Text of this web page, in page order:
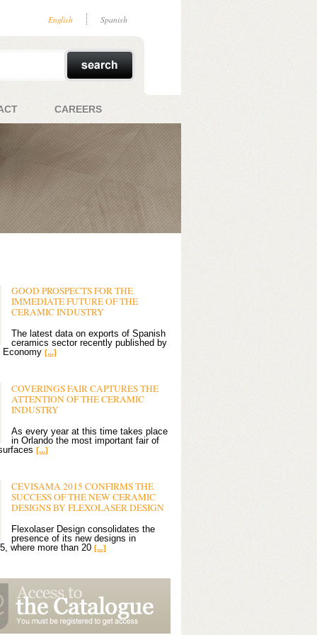
English Spanish
CAREERS
GOOD PROSPECTS FOR THE
IMMEDIATE FUTURE OF THE
CERAMIC INDUSTRY
The latest data on exports of Spanish
ceramics sector recently published by
Economy [...]
COVERINGS FAIR CAPTURES THE
ATTENTION OF THE CERAMIC
INDUSTRY
As every year at this time takes place
in Orlando the most important fair of
[...]
CEVISAMA 2015 CONFIRMS THE
SUCCESS OF THE NEW CERAMIC
DESIGNS BY FLEXOLASER DESIGN
Flexolaser Design consolidates the
presence of its new designs in
where more than 20 [...]